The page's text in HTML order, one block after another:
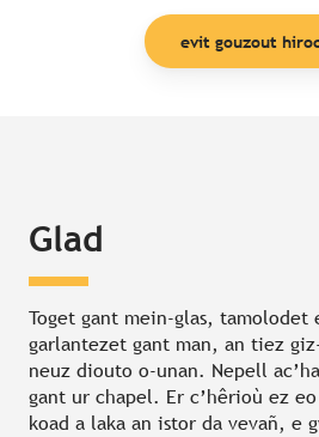
evit gouzout
Glad
Toget gant mein-glas, tamolodet
garlantezet gant man, an tiez
neuz diouto o-unan. Nepell
gant ur chapel. Er c’hêrioù ez
koad a laka an istor da vevañ, e